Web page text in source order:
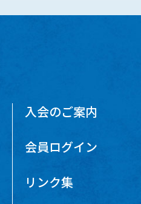
入会のご案内
会員ログイン
リンク集